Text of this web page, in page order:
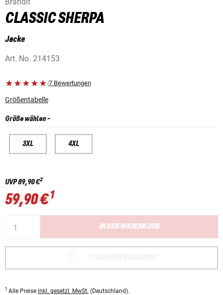
Brandit
CLASSIC SHERPA
Jacke
Art. No. 214153
|7 Bewertungen
Größentabelle
Größe wählen-
3XL 4XL
UVP89,90 €2
59,90 €1
IN DEN WARENKORB
1 Alle Preise inkl. gesetzl. MwSt. (Deutschland).